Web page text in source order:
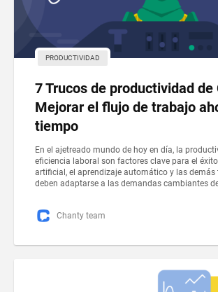
PRODUCTIVIDAD
7 Trucos de productividad de
Mejorar el flujo de trabajo
tiempo
En el ajetreado mundo de hoy en día, la
eficiencia laboral son factores clave para el
artificial, el aprendizaje automático y las demás
deben adaptarse a las demandas cambiantes
Chanty team